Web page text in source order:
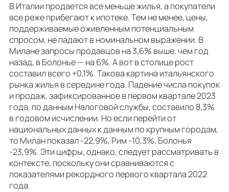
В Италии продается все меньше жилья, а покупатели
все реже прибегают к ипотеке. Тем не менее, цены,
поддерживаемые оживленным потенциальным
спросом, не падают в номинальном выражении. В
Милане запросы продавцов на 3,6% выше, чем год
назад, в Болонье — на 6%. А вот в столице рост
составил всего +0,1%. Такова картина итальянского
рынка жилья в середине года. Падение числа покупок
и продаж, зафиксированное в первом квартале 2023
года, по данным Налоговой службы, составило 8,3%
в годовом исчислении. Но если перейти от
национальных данных к данным по крупным городам,
то Милан показал -22,9%, Рим -10,3%, Болонья
-23,9%. Эти цифры, однако, следует рассматривать в
контексте, поскольку они сравниваются с
показателями рекордного первого квартала 2022
года.